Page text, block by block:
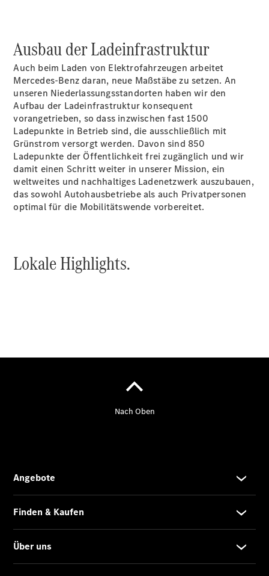
Ausbau der Ladeinfrastruktur
Auch beim Laden von Elektrofahrzeugen arbeitet
Mercedes-Benz daran, neue Maßstäbe zu setzen. An
unseren Niederlassungsstandorten haben wir den
Aufbau der Ladeinfrastruktur konsequent
vorangetrieben, so dass inzwischen fast 1500
Ladepunkte in Betrieb sind, die ausschließlich mit
Grünstrom versorgt werden. Davon sind 850
Ladepunkte der Öffentlichkeit frei zugänglich und wir
damit einen Schritt weiter in unserer Mission, ein
weltweites und nachhaltiges Ladenetzwerk auszubauen,
das sowohl Autohausbetriebe als auch Privatpersonen
optimal für die Mobilitätswende vorbereitet.
Lokale Highlights.